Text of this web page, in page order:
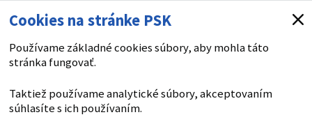
Cookies na stránke PSK
Používame základné cookies súbory, aby mohla táto
stránka fungovať.
Taktiež používame analytické súbory, akceptovaním
súhlasíte s ich používaním.